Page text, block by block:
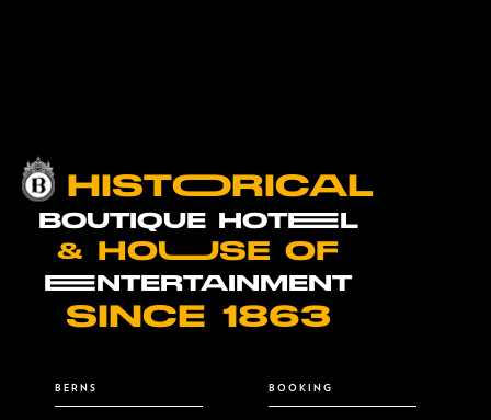
HISTOORICAL
BOUTIQUE HOTEEL
& HOUUSE OF
EENTERTAINMENT
SINCE 1863
BERNS BOOKING